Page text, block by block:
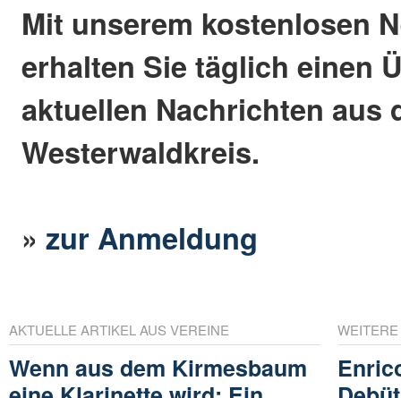
Mit unserem kostenlosen
erhalten Sie täglich einen
aktuellen Nachrichten aus
Westerwaldkreis.
»zur Anmeldung
AKTUELLE ARTIKEL AUS VEREINE
Wenn aus dem Kirmesbaum